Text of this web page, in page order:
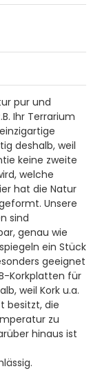
pur und
Ihr Terrarium
deshalb, weil
keine zweite
welche
hat die Natur
Unsere
sind
genau wie
ein Stück
geeignet
Korkplatten für
weil Kork u.a.
besitzt, die
zu
hinaus ist